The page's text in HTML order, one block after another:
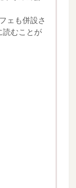
ェも併設さ
読むことが